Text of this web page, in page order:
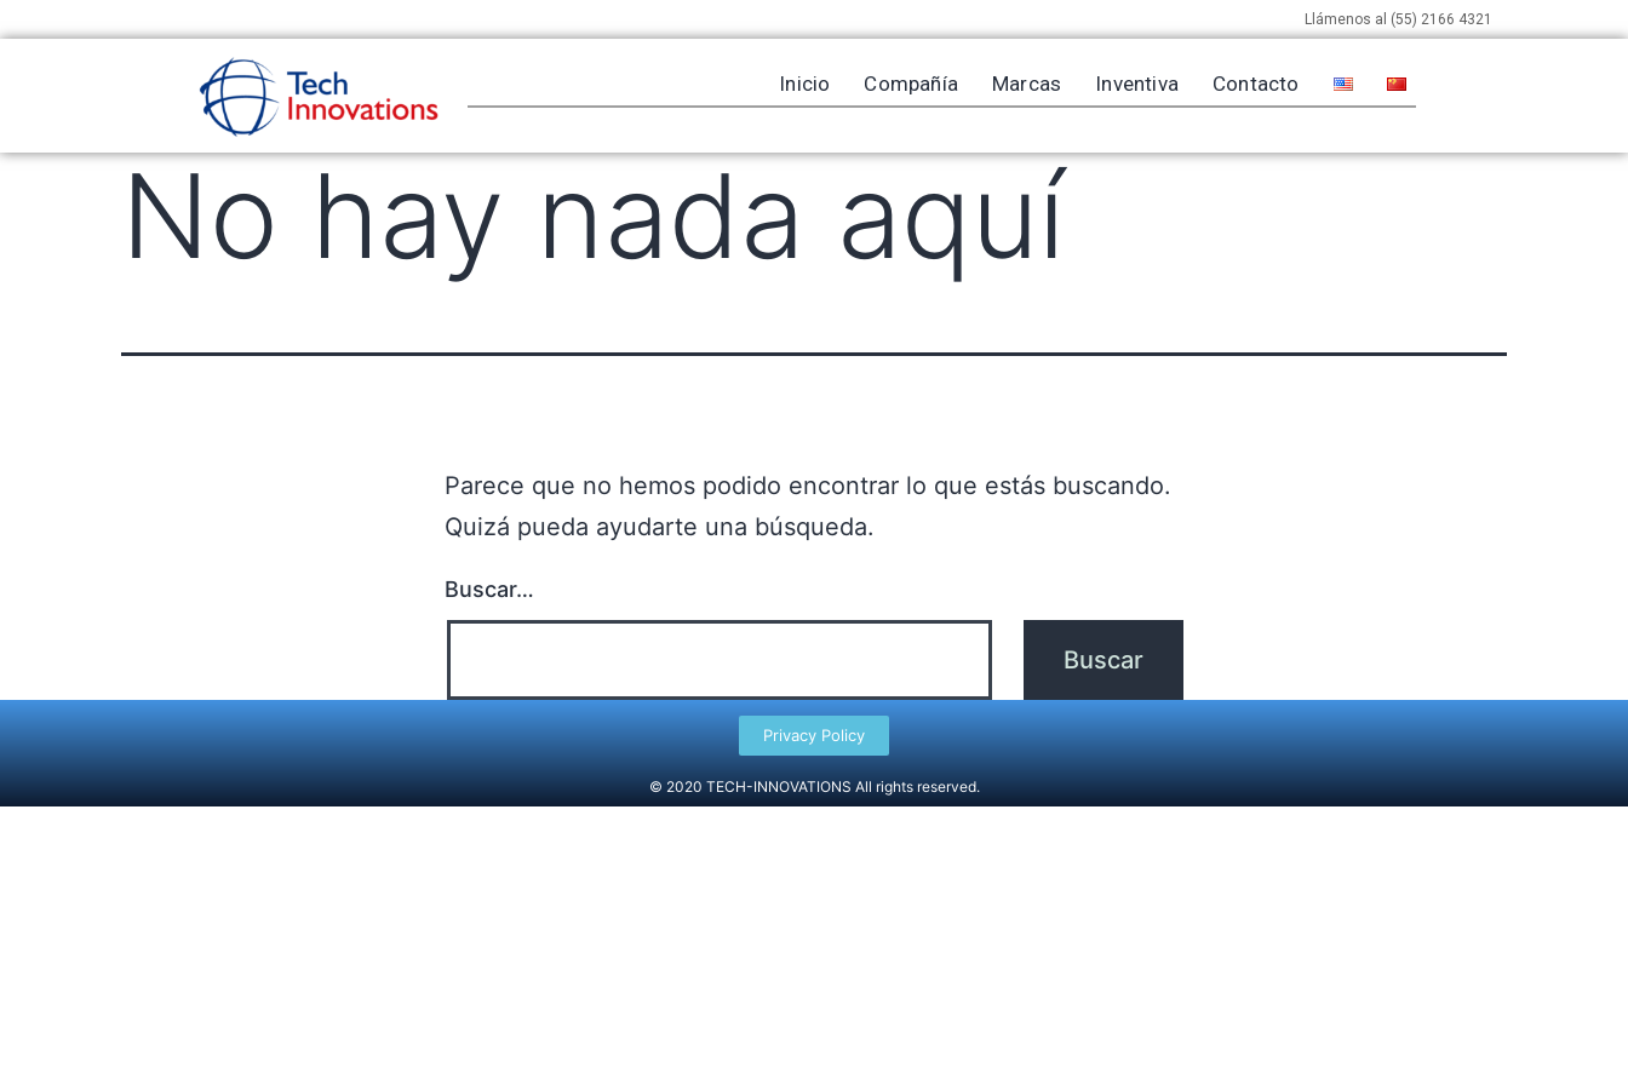
Llámenos al (55) 2166 4321
Inicio Compañía Marcas Inventiva Contacto
No hay nada aquí
Parece que no hemos podido encontrar lo que estás buscando.
Quizá pueda ayudarte una búsqueda.
Buscar…
Privacy Policy
© 2020 TECH-INNOVATIONS All rights reserved.